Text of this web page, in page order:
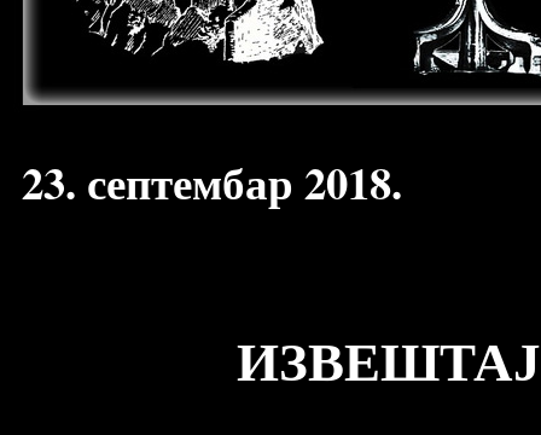
23. септембар 2018.